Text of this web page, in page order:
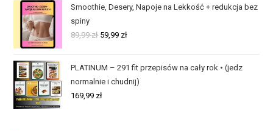
Smoothie, Desery, Napoje na Lekkość + redukcja bez
spiny
89,99zł 59,99 zł
PLATINUM – 291 fit przepisów na cały rok • (jedz
normalnie i chudnij)
169,99 zł